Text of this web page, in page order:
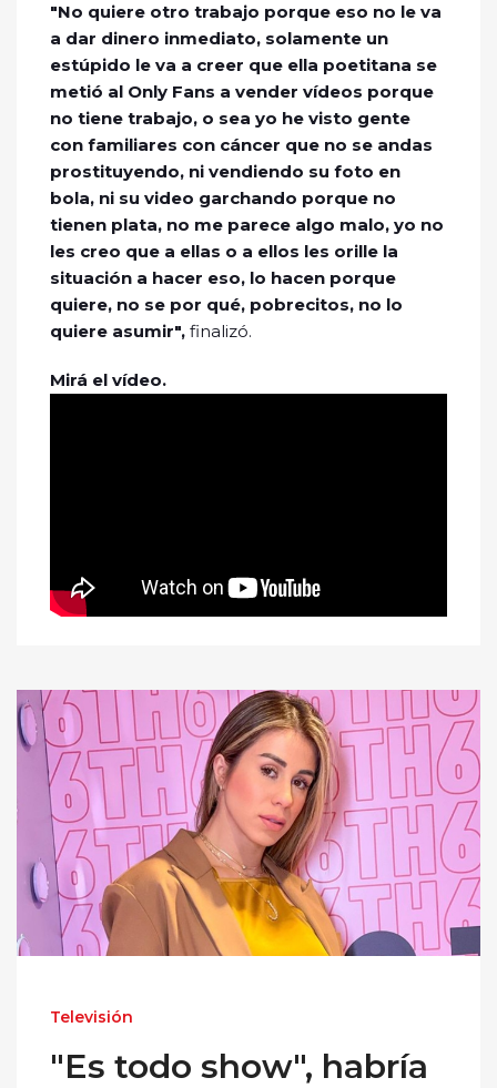
"No quiere otro trabajo porque eso no le va
a dar dinero inmediato, solamente un
estúpido le va a creer que ella poetitana se
metió al Only Fans a vender vídeos porque
no tiene trabajo, o sea yo he visto gente
con familiares con cáncer que no se andas
prostituyendo, ni vendiendo su foto en
bola, ni su video garchando porque no
tienen plata, no me parece algo malo, yo no
les creo que a ellas o a ellos les orille la
situación a hacer eso, lo hacen porque
quiere, no se por qué, pobrecitos, no lo
quiere asumir", finalizó.
Mirá el vídeo.
Televisión
"Es todo show", habría